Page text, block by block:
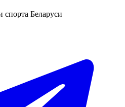
Беларуси